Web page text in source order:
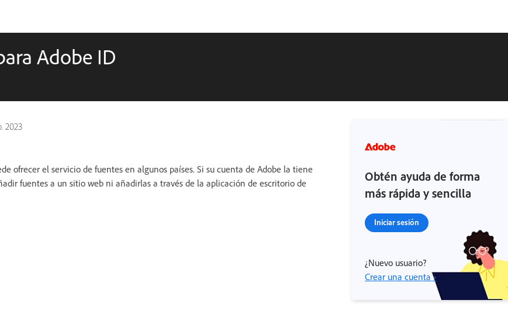
Adobe ID
2023
ofrecer el servicio de fuentes en algunos países. Si su cuenta de Adobe la tiene
fuentes a un sitio web ni añadirlas a través de la aplicación de escritorio de
Obtén ayuda de forma
más rápida y sencilla
Iniciar sesión
¿Nuevo usuario?
Crear una cuenta ›